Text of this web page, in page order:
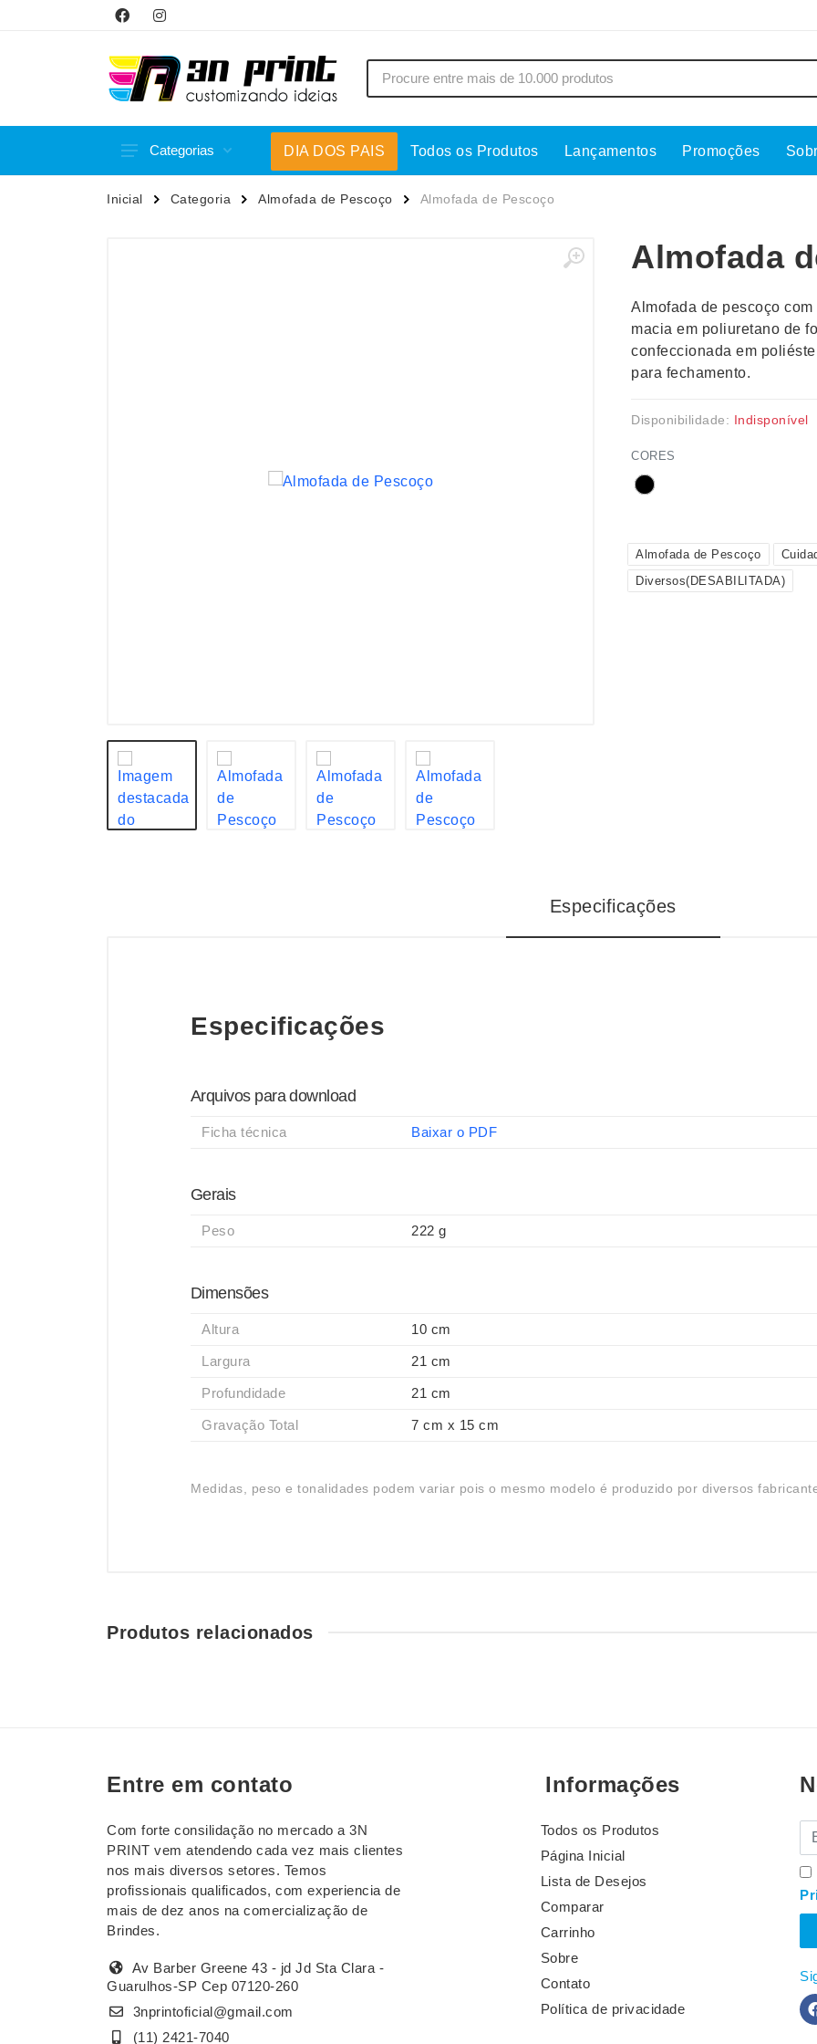
Categorias
Acessórios p/ Celular
Cuidados Pessoais
Esporte e Jogos
Fones de
Kit
Kit Queijo
DIA DOS PAIS Todos os Produtos Lançamentos Promoções
Inicial Categoria Almofada de Pescoço Almofada de Pescoço
Almofada
Almofada de pescoço
macia em poliuretano de
confeccionada em
para fechamento.
Disponibilidade: Indisponível
CORES
Almofada de Pescoço
Diversos(DESABILITADA)
Especificações
Especificações
Arquivos para download
Ficha técnica Baixar o PDF
Gerais
Peso 222 g
Dimensões
Altura 10 cm
Largura 21 cm
Profundidade 21 cm
Gravação Total 7 cm x 15 cm
Medidas, peso e tonalidades podem variar pois o mesmo modelo é produzido por diversos
Produtos relacionados
Entre em contato
Com forte consilidação no mercado a 3N
PRINT vem atendendo cada vez mais clientes
nos mais diversos setores. Temos
profissionais qualificados, com experiencia de
mais de dez anos na comercialização de
Brindes.
Av Barber Greene 43 - jd Jd Sta Clara -
Guarulhos-SP Cep 07120-260
3nprintoficial@gmail.com
(11) 2421-7040
Informações
Todos os Produtos
Página Inicial
Lista de Desejos
Comparar
Carrinho
Sobre
Contato
Política de privacidade